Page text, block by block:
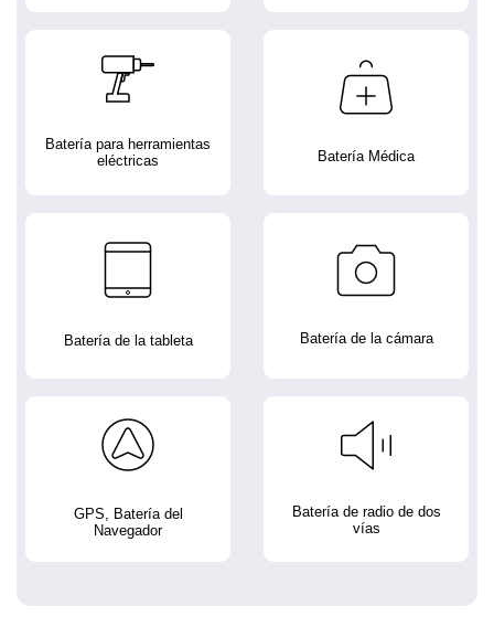
Batería para herramientas
eléctricas
Batería Médica
Batería de la tableta Batería de la cámara
GPS, Batería del
Navegador
Batería de radio de dos
vías